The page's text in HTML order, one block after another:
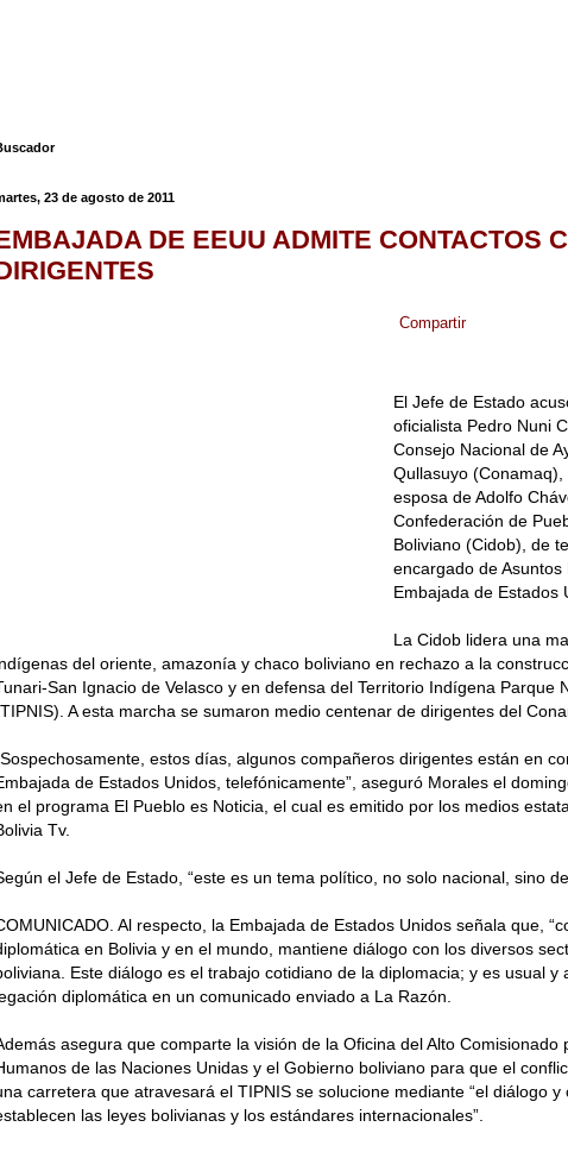
23 de agosto de 2011
DE EEUU ADMITE CONTACTOS
Compartir
El Jefe de Estado
oficialista Pedro Nuni
Consejo Nacional de
Qullasuyo
esposa de Adolfo
Confederación de
Boliviano (Cidob), de
encargado de
Embajada de Estados
La Cidob lidera una
del oriente, amazonía y chaco boliviano en rechazo a la
San Ignacio de Velasco y en defensa del Territorio Indígena Parque
A esta marcha se sumaron medio centenar de dirigentes del
estos días, algunos compañeros dirigentes están en
de Estados Unidos, telefónicamente”, aseguró Morales el
el programa El Pueblo es Noticia, el cual es emitido por los medios
Tv.
el Jefe de Estado, “este es un tema político, no solo nacional, sino
Al respecto, la Embajada de Estados Unidos señala que,
en Bolivia y en el mundo, mantiene diálogo con los diversos
Este diálogo es el trabajo cotidiano de la diplomacia; y es usual y
diplomática en un comunicado enviado a La Razón.
asegura que comparte la visión de la Oficina del Alto Comisionado
de las Naciones Unidas y el Gobierno boliviano para que el
carretera que atravesará el TIPNIS se solucione mediante “el diálogo y
las leyes bolivianas y los estándares internacionales”.